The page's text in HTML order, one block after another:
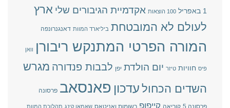
1 באפריל 100 הוצאות אקדמיית הגיבורים שלי ארץ
לעולם לא המובטחת ביליארד המוות דאנגנרונפה
המורה הפרטי המתנקש ריבורן וואן
פיס חוויות טיזר יום הולדת יפן לבבות פנדורה מגרש
השדים הכחול עדכון פאנסאב פרסונה
פרסונה 5 קוריאה קייפופ רשומות ואניטאס שאמאן קינג תהלוכת המוות